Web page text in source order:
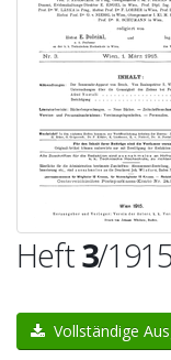
Heft3/1915
Vollständige